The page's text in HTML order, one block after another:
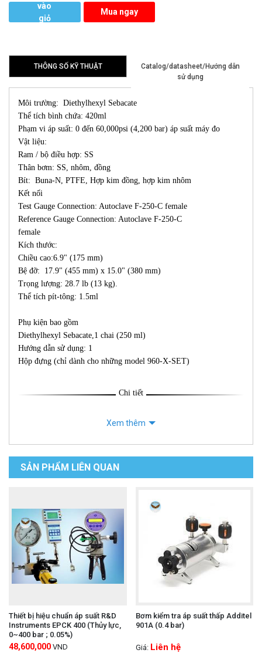
vào
giỏ
Mua ngay
THÔNG SỐ KỸ THUẬT
Catalog/datasheet/Hướng dẫn
sử dụng
Môi trường: Diethylhexyl Sebacate
Thể tích bình chứa: 420ml
Phạm vi áp suất: 0 đến 60,000psi (4,200 bar) áp suất máy đo
Vật liệu:
Ram / bộ điều hợp: SS
Thân bơm: SS, nhôm, đồng
Bít: Buna-N, PTFE, Hợp kim đồng, hợp kim nhôm
Kết nối
Test Gauge Connection: Autoclave F-250-C female
Reference Gauge Connection: Autoclave F-250-C
female
Kích thước:
Chiều cao:6.9" (175 mm)
Bệ đỡ: 17.9" (455 mm) x 15.0" (380 mm)
Trọng lượng: 28.7 lb (13 kg).
Thể tích pít-tông: 1.5ml
Phụ kiện bao gồm
Diethylhexyl Sebacate,1 chai (250 ml)
Hướng dẫn sử dụng: 1
Hộp đựng (chỉ dành cho những model 960-X-SET)
Chi tiết
Xem thêm
SẢN PHẨM LIÊN QUAN
Thiết bị hiệu chuẩn áp suất R&D
Instruments EPCK 400 (Thủy lực,
0~400 bar ; 0.05%)
48,600,000 VND
Bơm kiểm tra áp suất thấp Additel
901A (0.4 bar)
Giá: Liên hệ